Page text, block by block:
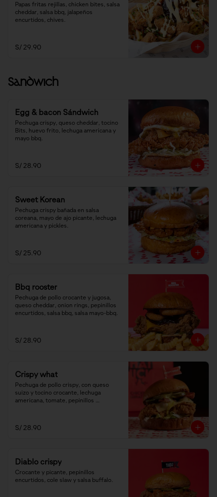
Papas fritas rejillas, chicken bites, salsa
cheddar, salsa bbq, jalapeños
encurtidos, chives.
S/ 29.90
Sandwich
Egg & bacon Sándwich
Pechuga crispy, queso cheddar, tocino
Bits, huevo frito, lechuga americana y
mayo bbq.
S/ 28.90
Sweet Korean
Pechuga crispy bañada en salsa
coreana, mayo de ajo picante, lechuga
americana y pickles.
S/ 25.90
Bbq rooster
Pechuga de pollo crocante y jugosa,
queso cheddar, onion rings, pepinillos
encurtidos, salsa bbq, salsa mayo-bbq.
S/ 28.90
Crispy what
Pechuga de pollo crispy, con queso
suizo y tocino crocante, lechuga
americana, tomate, pepinillos
S/ 28.90
Diablo crispy
Crocante y picante, pepinillos
encurtidos, cole slaw y salsa buffalo.